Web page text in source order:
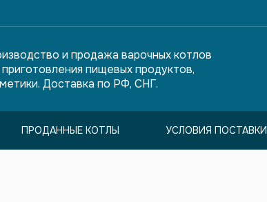
и продажа варочных котлов
пищевых продуктов,
Доставка по РФ, СНГ.
ПРОДАННЫЕ КОТЛЫ УСЛОВИЯ ПОСТАВКИ